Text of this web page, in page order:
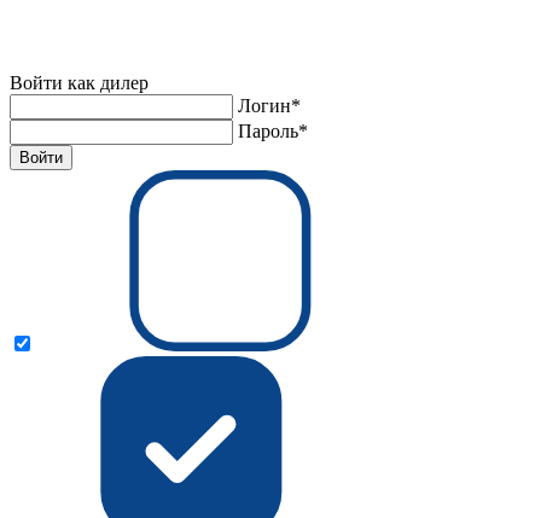
Войти как дилер
Логин*
Пароль*
Войти